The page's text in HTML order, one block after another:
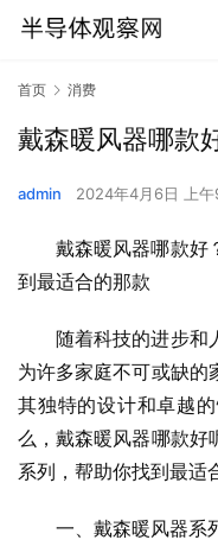
首页 消费
戴森暖风器哪款
admin 2024年4月6日 上午
戴森暖风器哪款好
到最适合的那款
随着科技的进步和
为许多家庭不可或缺的
其独特的设计和卓越
么，戴森暖风器哪款好
系列，帮助你找到最适
一、戴森暖风器系